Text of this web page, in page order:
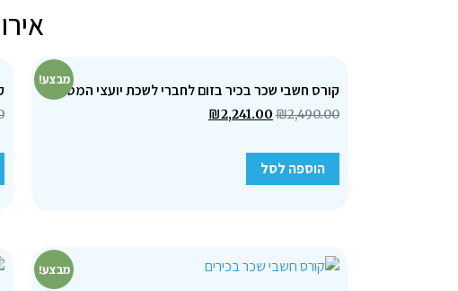
מבצע!
קורס חשבי שכר בכיר בזום לחברי לשכת יועצי המס
₪2,490.00
₪2,241.00
הוספה לסל
מבצע!